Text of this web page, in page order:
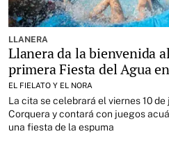
LLANERA
Llanera da la bienvenida
primera Fiesta del Agua
EL FIELATO Y EL NORA
La cita se celebrará el viernes 10
Corquera y contará con juegos
una fiesta de la espuma